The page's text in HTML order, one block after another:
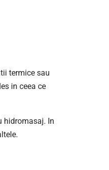
termice sau
in ceea ce
hidromasaj. In